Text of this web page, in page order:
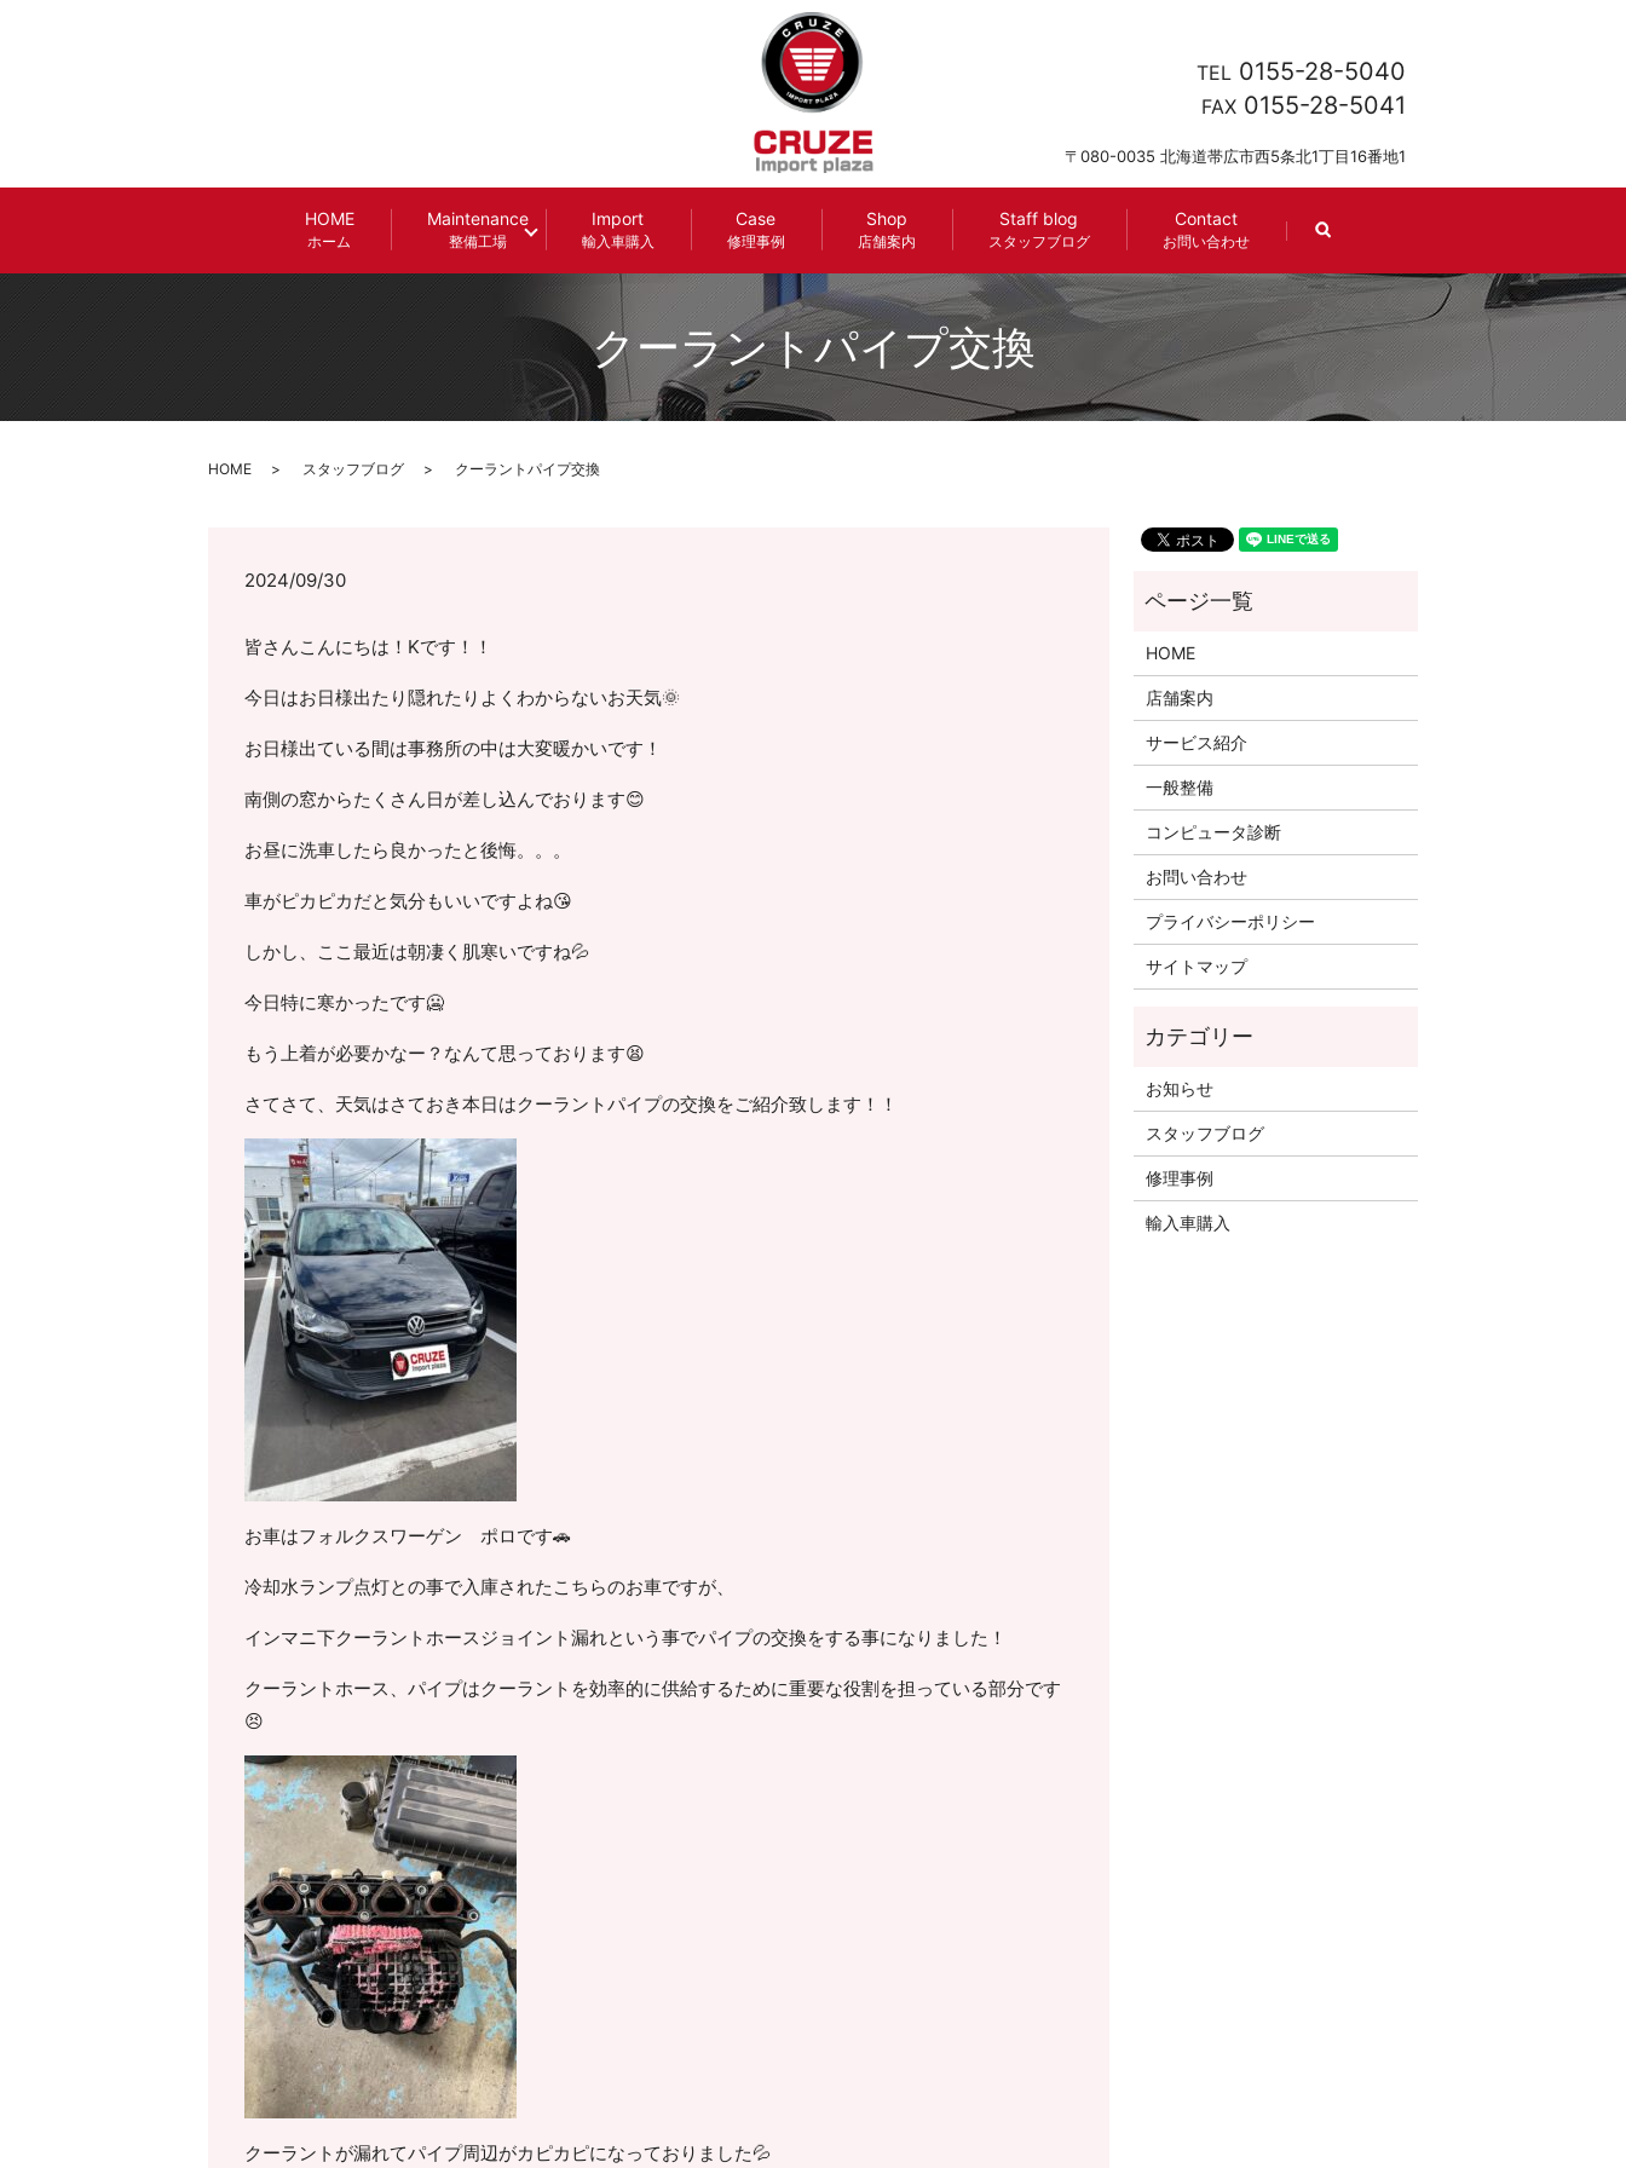
HOME
ホーム
Maintenance
整備工場
Import
輸入車購入
Case
修理事例
Shop
店舗案内
Staff blog
スタッフブログ
Contact
お問い合わせ search
TEL 0155-28-5040
FAX 0155-28-5041
〒080-0035 北海道帯広市西5条北1丁目16番地1
クーラントパイプ交換
HOME スタッフブログ クーラントパイプ交換
2024/09/30
皆さんこんにちは！Kです！！
今日はお日様出たり隠れたりよくわからないお天気🌞
お日様出ている間は事務所の中は大変暖かいです！
南側の窓からたくさん日が差し込んでおります😊
お昼に洗車したら良かったと後悔。。。
車がピカピカだと気分もいいですよね😘
しかし、ここ最近は朝凄く肌寒いですね💦
今日特に寒かったです🥶
もう上着が必要かなー？なんて思っております😫
さてさて、天気はさておき本日はクーラントパイプの交換をご紹介致します！！
お車はフォルクスワーゲン ポロです🚗
冷却水ランプ点灯との事で入庫されたこちらのお車ですが、
インマニ下クーラントホースジョイント漏れという事でパイプの交換をする事になりました！
クーラントホース、パイプはクーラントを効率的に供給するために重要な役割を担っている部分です
😣
クーラントが漏れてパイプ周辺がカピカピになっておりました💦
HOME
店舗案内
サービス紹介
一般整備
コンピュータ診断
お問い合わせ
プライバシーポリシー
サイトマップ
お知らせ
スタッフブログ
修理事例
輸入車購入